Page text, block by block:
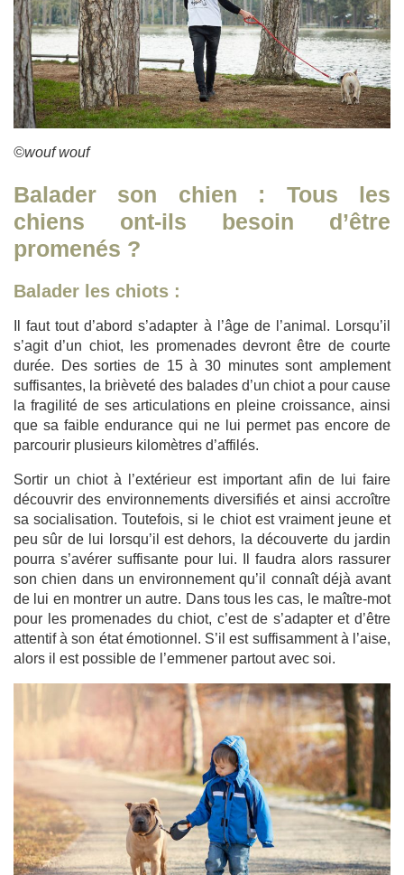
©wouf wouf
Balader son chien : Tous les
chiens ont-ils besoin d’être
promenés ?
Balader les chiots :
Il faut tout d’abord s’adapter à l’âge de l’animal. Lorsqu’il
s’agit d’un chiot, les promenades devront être de courte
durée. Des sorties de 15 à 30 minutes sont amplement
suffisantes, la brièveté des balades d’un chiot a pour cause
la fragilité de ses articulations en pleine croissance, ainsi
que sa faible endurance qui ne lui permet pas encore de
parcourir plusieurs kilomètres d’affilés.
Sortir un chiot à l’extérieur est important afin de lui faire
découvrir des environnements diversifiés et ainsi accroître
sa socialisation. Toutefois, si le chiot est vraiment jeune et
peu sûr de lui lorsqu’il est dehors, la découverte du jardin
pourra s’avérer suffisante pour lui. Il faudra alors rassurer
son chien dans un environnement qu’il connaît déjà avant
de lui en montrer un autre. Dans tous les cas, le maître-mot
pour les promenades du chiot, c’est de s’adapter et d’être
attentif à son état émotionnel. S’il est suffisamment à l’aise,
alors il est possible de l’emmener partout avec soi.